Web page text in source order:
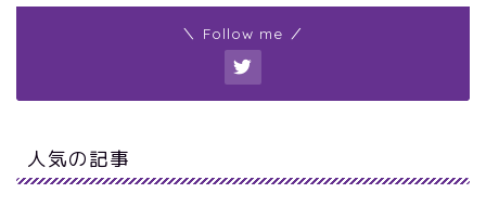
＼ Follow me ／
人気の記事